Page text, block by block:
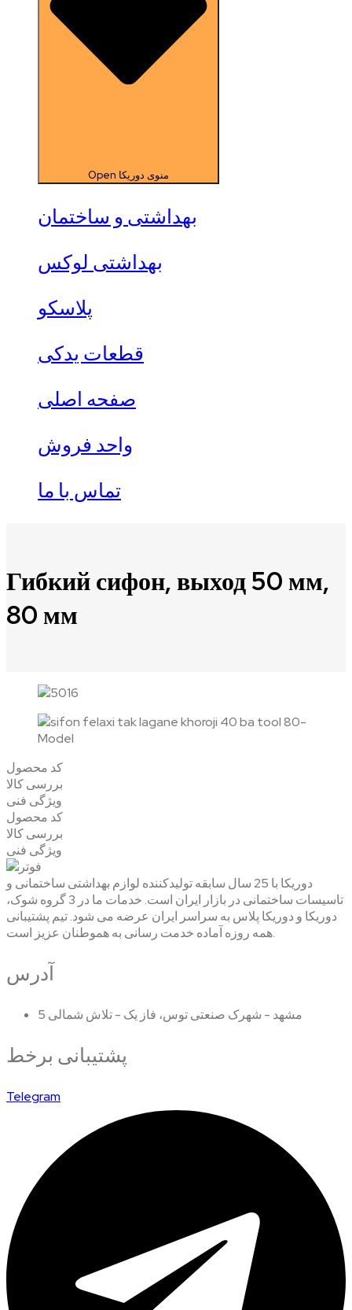
Open منوی دوریکا
بهداشتی و ساختمان
بهداشتی لوکس
پلاسکو
قطعات یدکی
صفحه اصلی
واحد فروش
تماس با ما
Гибкий сифон, выход 50 мм,
80 мм
کد محصول
بررسی کالا
ویژگی فنی
کد محصول
بررسی کالا
ویژگی فنی
دوریکا با 25 سال سابقه تولیدکننده لوازم بهداشتی ساختمانی و
تاسیسات ساختمانی در بازار ایران است. خدمات ما در 3 گروه شوک،
دوریکا و دوریکا پلاس به سراسر ایران عرضه می شود. تیم پشتیبانی
همه روزه آماده خدمت رسانی به هموطنان عزیز است.
آدرس
مشهد - شهرک صنعتی توس، فاز یک - تلاش شمالی 5
پشتیبانی برخط
Telegram